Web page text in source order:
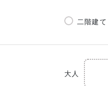
二階建て
大人